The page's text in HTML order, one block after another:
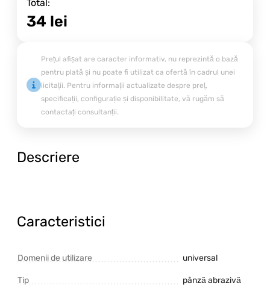
Total:
34 lei
Prețul afișat are caracter informativ, nu reprezintă o bază
pentru plată și nu poate fi utilizat ca ofertă în cadrul unei
licitații. Pentru informații actualizate despre preț,
specificații, configurație și disponibilitate, vă rugăm să
contactați consultanții.
Descriere
Caracteristici
Domenii de utilizare universal
Tip pânză abrazivă